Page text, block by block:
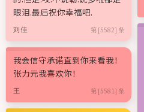
眼泪.最后祝你幸福吧.
刘佳 第 [5582] 条
我会信守承诺直到你来看我！
张力元我喜欢你！
王 第 [5581] 条